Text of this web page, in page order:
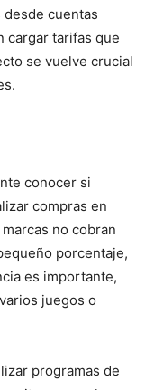
cuentas
cargar tarifas que
se vuelve crucial
conocer si
compras en
no cobran
porcentaje,
es importante,
juegos o
programas de